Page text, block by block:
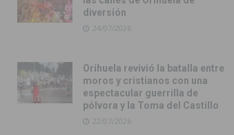
diversión
24/07/2026
Orihuela revivió la batalla entre
moros y cristianos con una
espectacular guerrilla de
pólvora y la Toma del Castillo
22/07/2026